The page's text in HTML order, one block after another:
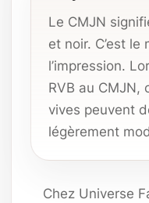
Le CMJN
et noir. C’est
l’impression.
RVB au CMJN,
vives peuvent
légèrement
Chez Universe